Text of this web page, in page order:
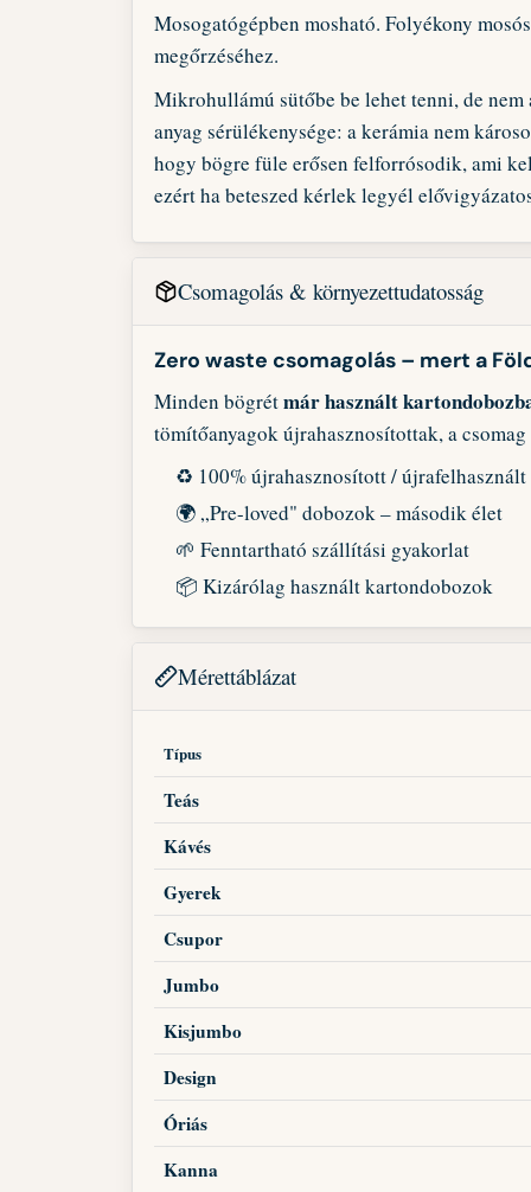
Mosogatógépben mosható. Folyékony
megőrzéséhez.
Mikrohullámú sütőbe be lehet tenni, de
anyag sérülékenysége: a kerámia nem
hogy bögre füle erősen felforrósodik, ami
ezért ha beteszed kérlek legyél
Csomagolás & környezettudatosság
Zero waste csomagolás – mert a
Minden bögrétmár használt
tömítőanyagok újrahasznosítottak, a csomag
♻️ 100% újrahasznosított / újrafelhasznált
🌍 „Pre-loved" dobozok – második élet
🌱 Fenntartható szállítási gyakorlat
📦 Kizárólag használt kartondobozok
Mérettáblázat
Típus
Teás
Kávés
Gyerek
Csupor
Jumbo
Kisjumbo
Design
Óriás
Kanna